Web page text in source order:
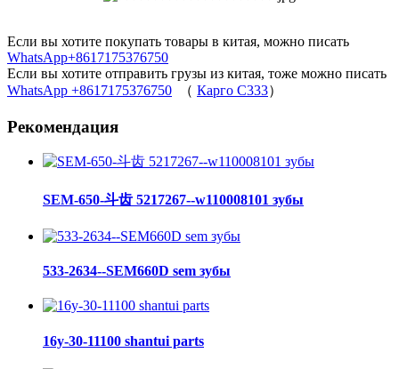
Если вы хотите покупать товары в китая, можно писать
WhatsApp+8617175376750
Если вы хотите отправить грузы из китая, тоже можно писать
WhatsApp +8617175376750 （ Карго C333）
Рекомендация
SEM-650-斗齿 5217267--w110008101 зубы
533-2634--SEM660D sem зубы
16y-30-11100 shantui parts